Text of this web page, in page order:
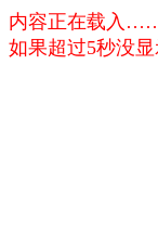
内容正在载入
如果超过5秒没